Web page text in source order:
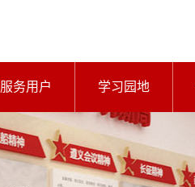
服务用户 学习园地